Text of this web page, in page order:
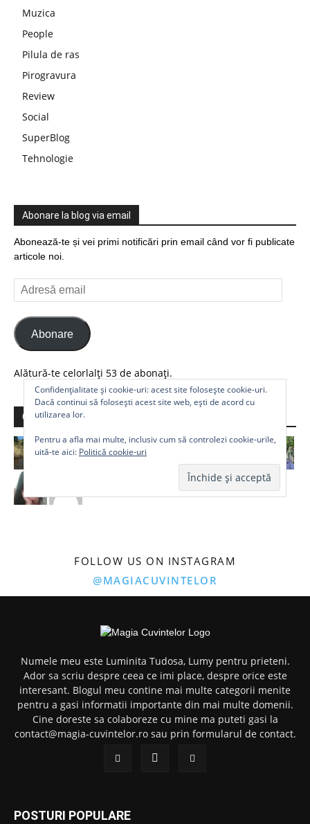
Muzica
People
Pilula de ras
Pirogravura
Review
Social
SuperBlog
Tehnologie
Abonare la blog via email
Abonează-te și vei primi notificări prin email când vor fi publicate
articole noi.
Adresă
email
Abonare
Alătură-te celorlalți 53 de abonați.
Comunitate
Confidențialitate și cookie-uri: acest site folosește cookie-uri.
Dacă continui să folosești acest site web, ești de acord cu
utilizarea lor.
Pentru a afla mai multe, inclusiv cum să controlezi cookie-urile,
uită-te aici: Politică cookie-uri
FOLLOW US ON INSTAGRAM
@MAGIACUVINTELOR
Numele meu este Luminita Tudosa, Lumy pentru prieteni.
Ador sa scriu despre ceea ce imi place, despre orice este
interesant. Blogul meu contine mai multe categorii menite
pentru a gasi informatii importante din mai multe domenii.
Cine doreste sa colaboreze cu mine ma puteti gasi la
contact@magia-cuvintelor.ro sau prin formularul de contact.
POSTURI POPULARE